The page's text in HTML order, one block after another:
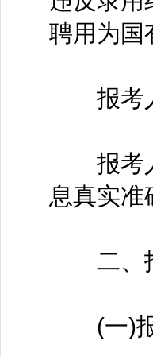
聘用为国
报考人
报考人
息真实准
二、
(一)